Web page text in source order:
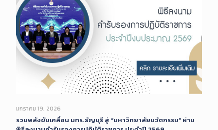
มกราคม 19, 2026
รวมพลังขับเคลื่อน มทร.ธัญบุรี สู่ “มหาวิทยาลัยนวัตกรรม” ผ่าน